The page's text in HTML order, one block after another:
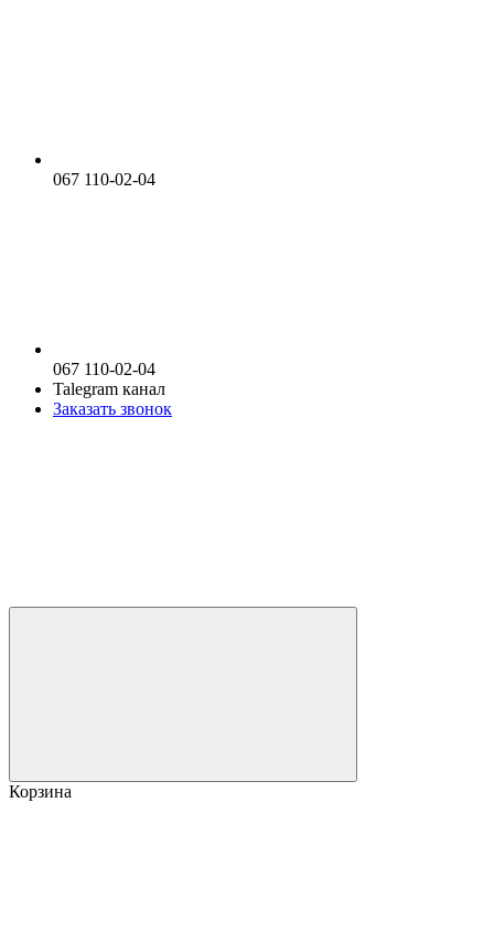
067 110-02-04
067 110-02-04
Talegram канал
Заказать звонок
Корзина